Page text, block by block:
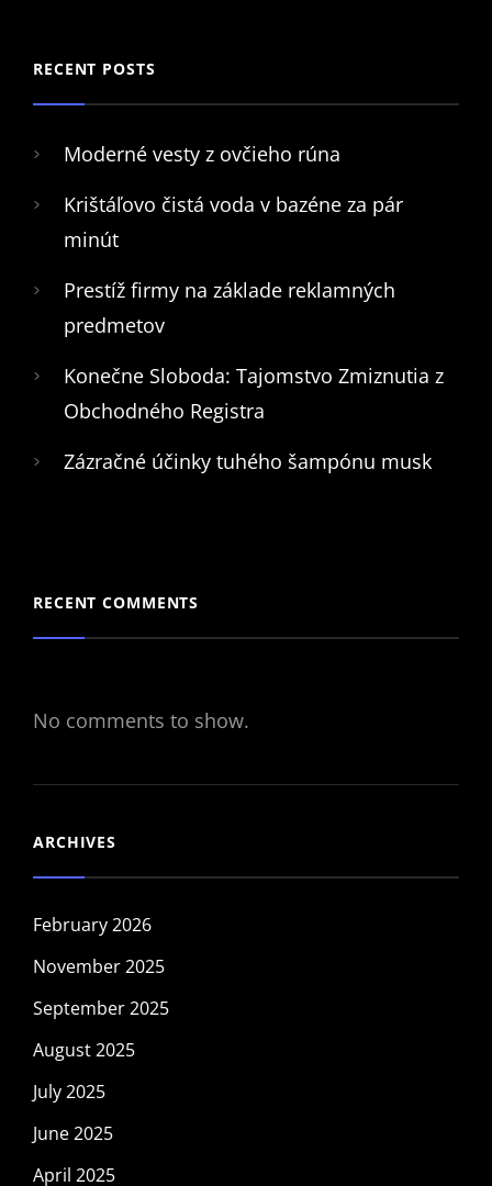
RECENT POSTS
Moderné vesty z ovčieho rúna
Krištáľovo čistá voda v bazéne za pár
minút
Prestíž firmy na základe reklamných
predmetov
Konečne Sloboda: Tajomstvo Zmiznutia z
Obchodného Registra
Zázračné účinky tuhého šampónu musk
RECENT COMMENTS
No comments to show.
ARCHIVES
February 2026
November 2025
September 2025
August 2025
July 2025
June 2025
April 2025